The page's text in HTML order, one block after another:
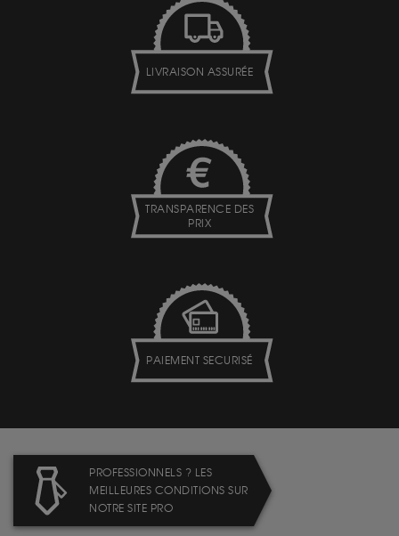
LIVRAISON ASSURÉE
TRANSPARENCE DES
PRIX
PAIEMENT SECURISÉ
PROFESSIONNELS ? LES
MEILLEURES CONDITIONS SUR
NOTRE SITE PRO